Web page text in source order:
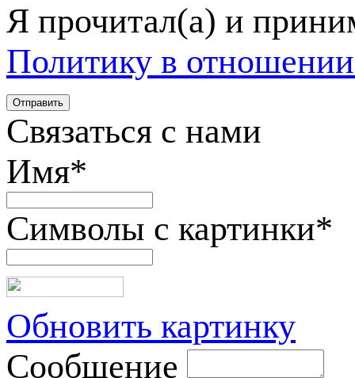
Я прочитал(а) и
Политику в
Связаться с нами
Имя*
Символы с картинки*
Обновить картинку
Сообщение